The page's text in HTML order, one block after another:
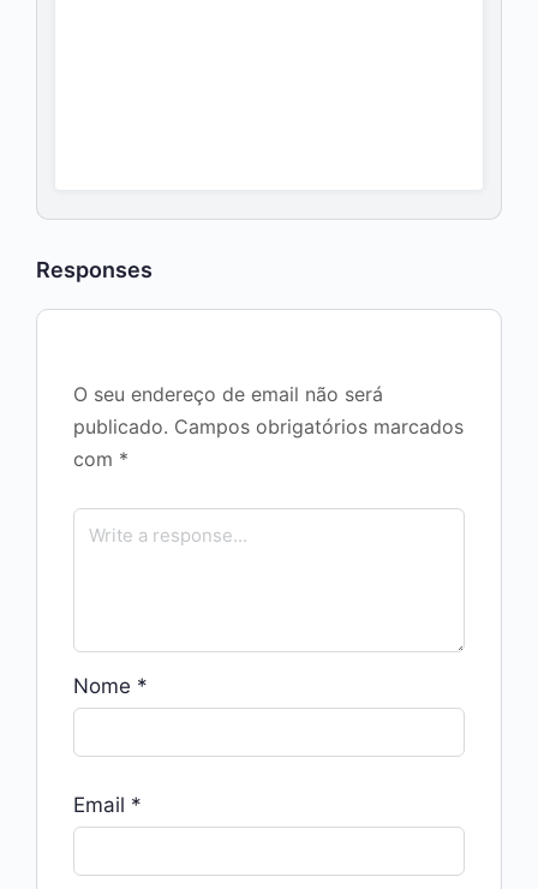
Responses
O seu endereço de email não será
publicado. Campos obrigatórios marcados
com *
Nome *
Email *